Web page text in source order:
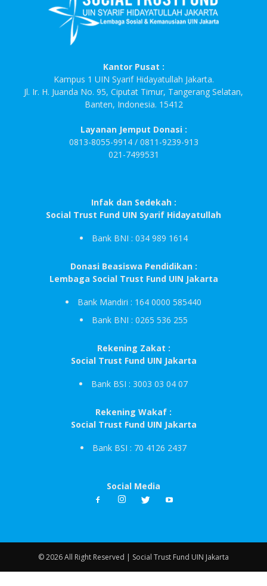
Kantor Pusat :
Kampus 1 UIN Syarif Hidayatullah Jakarta.
Jl. Ir. H. Juanda No. 95, Ciputat Timur, Tangerang Selatan,
Banten, Indonesia. 15412
Layanan Jemput Donasi :
0813-8055-9914 / 0811-9239-913
021-7499531
Infak dan Sedekah :
Social Trust Fund UIN Syarif Hidayatullah
Bank BNI : 034 989 1614
Donasi Beasiswa Pendidikan :
Lembaga Social Trust Fund UIN Jakarta
Bank Mandiri : 164 0000 585440
Bank BNI : 0265 536 255
Rekening Zakat :
Social Trust Fund UIN Jakarta
Bank BSI : 3003 03 04 07
Rekening Wakaf :
Social Trust Fund UIN Jakarta
Bank BSI : 70 4126 2437
Social Media
© 2026 All Right Reserved | Social Trust Fund UIN Jakarta